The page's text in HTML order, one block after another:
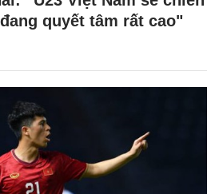
quyết tâm rất cao"